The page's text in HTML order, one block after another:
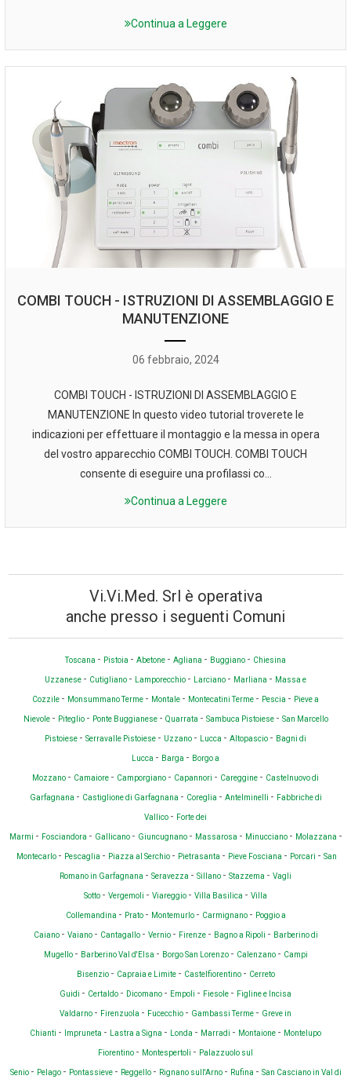
Continua a Leggere
COMBI TOUCH - ISTRUZIONI DI ASSEMBLAGGIO E
MANUTENZIONE
06 febbraio, 2024
COMBI TOUCH - ISTRUZIONI DI ASSEMBLAGGIO E
MANUTENZIONE In questo video tutorial troverete le
indicazioni per effettuare il montaggio e la messa in opera
del vostro apparecchio COMBI TOUCH. COMBI TOUCH
consente di eseguire una profilassi co...
Continua a Leggere
Vi.Vi.Med. Srl è operativa
anche presso i seguenti Comuni
Toscana - Pistoia - Abetone - Agliana - Buggiano - Chiesina
Uzzanese - Cutigliano - Lamporecchio - Larciano - Marliana - Massa e
Cozzile - Monsummano Terme - Montale - Montecatini Terme - Pescia - Pieve a
Nievole - Piteglio - Ponte Buggianese - Quarrata - Sambuca Pistoiese - San Marcello
Pistoiese - Serravalle Pistoiese - Uzzano - Lucca - Altopascio - Bagni di
Lucca - Barga - Borgo a
Mozzano - Camaiore - Camporgiano - Capannori - Careggine - Castelnuovo di
Garfagnana - Castiglione di Garfagnana - Coreglia - Antelminelli - Fabbriche di
Vallico - Forte dei
Marmi - Fosciandora - Gallicano - Giuncugnano - Massarosa - Minucciano - Molazzana -
Montecarlo - Pescaglia - Piazza al Serchio - Pietrasanta - Pieve Fosciana - Porcari - San
Romano in Garfagnana - Seravezza - Sillano - Stazzema - Vagli
Sotto - Vergemoli - Viareggio - Villa Basilica - Villa
Collemandina - Prato - Montemurlo - Carmignano - Poggio a
Caiano - Vaiano - Cantagallo - Vernio - Firenze - Bagno a Ripoli - Barberino di
Mugello - Barberino Val d'Elsa - Borgo San Lorenzo - Calenzano - Campi
Bisenzio - Capraia e Limite - Castelfiorentino - Cerreto
Guidi - Certaldo - Dicomano - Empoli - Fiesole - Figline e Incisa
Valdarno - Firenzuola - Fucecchio - Gambassi Terme - Greve in
Chianti - Impruneta - Lastra a Signa - Londa - Marradi - Montaione - Montelupo
Fiorentino - Montespertoli - Palazzuolo sul
Senio - Pelago - Pontassieve - Reggello - Rignano sull'Arno - Rufina - San Casciano in Val di